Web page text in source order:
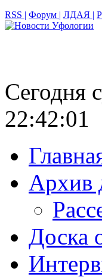
RSS | Форум | ЛДАЯ |
Сегодня
22:42:02
Архив
Доска